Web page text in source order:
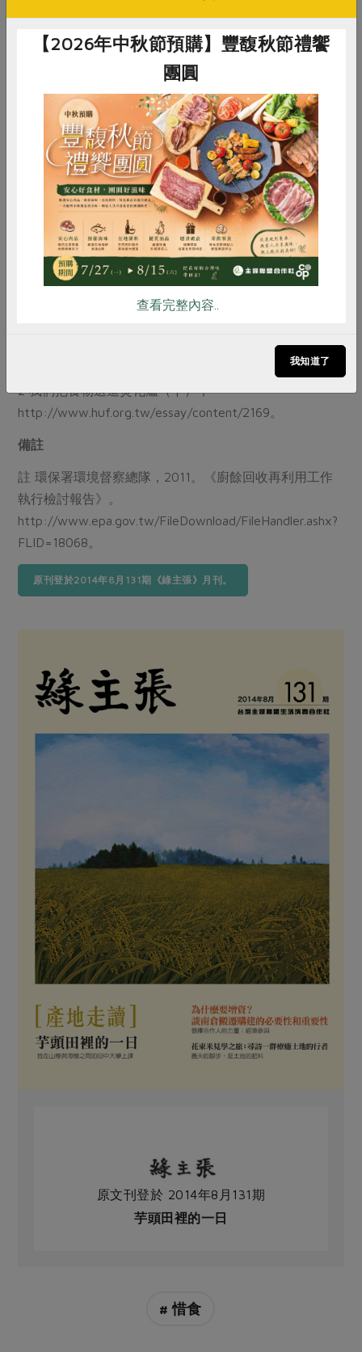
所以，若食物能在生產、料理、食用、剩餘的階段得到充
分利用，便有機會減低食物棄置後的處理壓力！尤其是每
種來到餐桌上的食物，不管價錢高低，都必須經過農人生
產、施肥、收割、運輸、倉儲、銷售、烹調等多個過程，
中間使用了大量我們沒有看到或價錢沒有反映出來的環境
和人力成本。故此，當我們越是願意了解食物生產的價值
和珍惜我們與食物的關係時，就會減少食物被送進廚餘桶
的機會。我們的一小步行動，即是嘗試為發燒中的地球進
行降溫的最好方法。（主婦聯盟環境保護基金會台北總會
延伸閱讀
有關此研究的詳細數據及分析，請參閱：
2 我們把食物送進焚化爐（下），
http://www.huf.org.tw/essay/content/2169。
備註
註 環保署環境督察總隊，2011。《廚餘回收再利用工作
執行檢討報告》。
http://www.epa.gov.tw/FileDownload/FileHandler.ashx?
FLID=18068。
原刊登於2014年8月131期《綠主張》月刊。
原文刊登於 2014年8月131期
芋頭田裡的一日
# 惜食
惜食 RPET 食譜 減硝酸鹽
雞蛋 食安 共同購買
【2026年中秋節預購】豐馥秋節禮饗
團圓
查看完整內容..
我知道了